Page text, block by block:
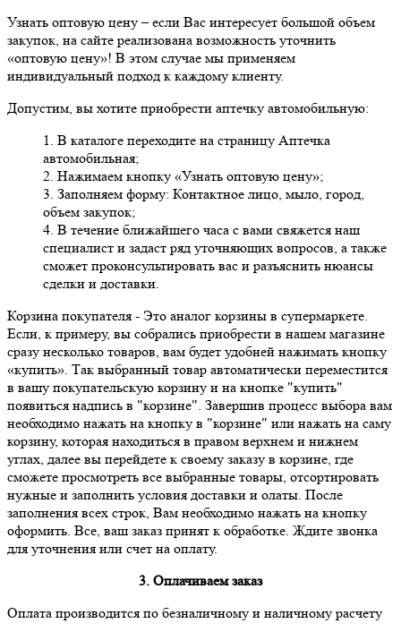
Узнать оптовую цену– если Вас интересует большой объем
закупок, на сайте реализована возможность уточнить
«оптовую цену»! В этом случае мы применяем
индивидуальный подход к каждому клиенту.
Допустим, вы хотите приобрести аптечку автомобильную:
1. В каталоге переходите на страницу Аптечка
автомобильная;
2. Нажимаем кнопку «Узнать оптовую цену»;
3. Заполняем форму: Контактное лицо, мыло, город,
объем закупок;
4. В течение ближайшего часа с вами свяжется наш
специалист и задаст ряд уточняющих вопросов, а также
сможет проконсультировать вас и разъяснить нюансы
сделки и доставки.
Корзина покупателя - Это аналог корзины в супермаркете.
Если, к примеру, вы собрались приобрести в нашем магазине
сразу несколько товаров, вам будет удобней нажимать кнопку
«купить». Так выбранный товар автоматически переместится
в вашу покупательскую корзину и на кнопке "купить"
появиться надпись в "корзине". Завершив процесс выбора вам
необходимо нажать на кнопку в "корзине" или нажать на саму
корзину, которая находиться в правом верхнем и нижнем
углах, далее вы перейдете к своему заказу в корзине, где
сможете просмотреть все выбранные товары, отсортировать
нужные и заполнить условия доставки и олаты. После
заполнения всех строк, Вам необходимо нажать на кнопку
оформить. Все, ваш заказ принят к обработке. Ждите звонка
для уточнения или счет на оплату.
3. Оплачиваем заказ
Оплата производится по безналичному и наличному расчету